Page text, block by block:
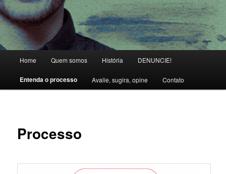
Skip to primary content
Home Quem somos História DENUNCIE!
Entenda o processo Avalie, sugira, opine Contato
Processo